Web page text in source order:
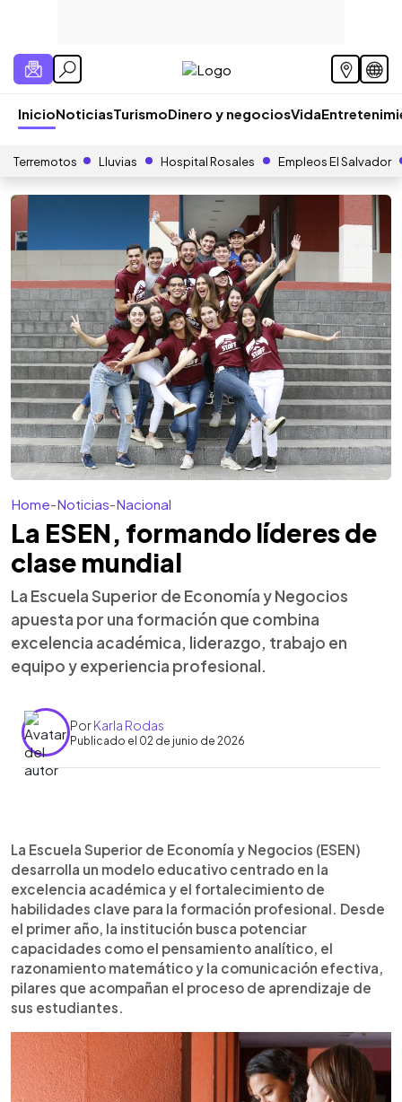
InicioNoticiasTurismoDinero y negociosVida
Terremotos Lluvias Hospital Rosales Empleos El Salvador
Home-Noticias-Nacional
La ESEN, formando líderes de
clase mundial
La Escuela Superior de Economía y Negocios
apuesta por una formación que combina
excelencia académica, liderazgo, trabajo en
equipo y experiencia profesional.
PorKarla Rodas
Publicado el 02 de junio de 2026
Escuchar artículo
La Escuela Superior de Economía y Negocios
(ESEN) desarrolla un modelo educativo enfocado
en la excelencia académica, el liderazgo y la
formación integral. Durante el primer año, común
para todas sus carreras, los estudiantes
fortalecen habilidades como el trabajo en equipo
y el liderazgo antes de elegir su especialización.
La institución también impulsa espacios de
aprendizaje fuera del aula mediante la asignatura
“Bienestar Total”, orientada al desarrollo personal
y la colaboración. En el quinto año, los alumnos
trabajan con empresas reales bajo supervisión
docente, combinando teoría y práctica para
adquirir experiencia profesional mientras
La Escuela Superior de Economía y Negocios (ESEN)
desarrolla un modelo educativo centrado en la
excelencia académica y el fortalecimiento de
habilidades clave para la formación profesional. Desde
el primer año, la institución busca potenciar
capacidades como el pensamiento analítico, el
razonamiento matemático y la comunicación efectiva,
pilares que acompañan el proceso de aprendizaje de
sus estudiantes.